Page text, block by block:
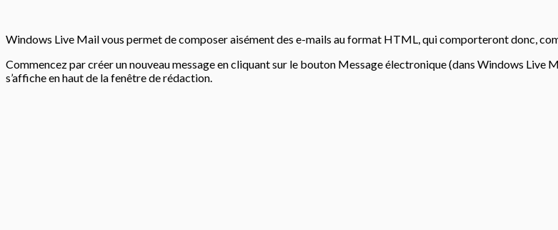
Windows Live Mail vous permet de composer aisément des e-mails au format HTML, qui comporteront donc,
Commencez par créer un nouveau message en cliquant sur le bouton Message électronique (dans Windows Live
s’affiche en haut de la fenêtre de rédaction.